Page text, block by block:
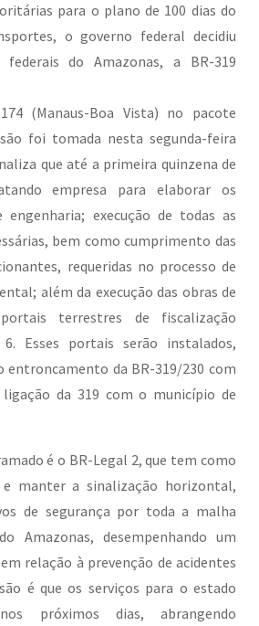
para o plano de 100 dias do
o governo federal decidiu
do Amazonas, a BR-319
(Manaus-Boa Vista) no pacote
foi tomada nesta segunda-feira
que até a primeira quinzena de
empresa para elaborar os
engenharia; execução de todas as
bem como cumprimento das
requeridas no processo de
além da execução das obras de
terrestres de fiscalização
Esses portais serão instalados,
entroncamento da BR-319/230 com
da 319 com o município de
é o BR-Legal 2, que tem como
manter a sinalização horizontal,
de segurança por toda a malha
Amazonas, desempenhando um
relação à prevenção de acidentes
é que os serviços para o estado
próximos dias, abrangendo